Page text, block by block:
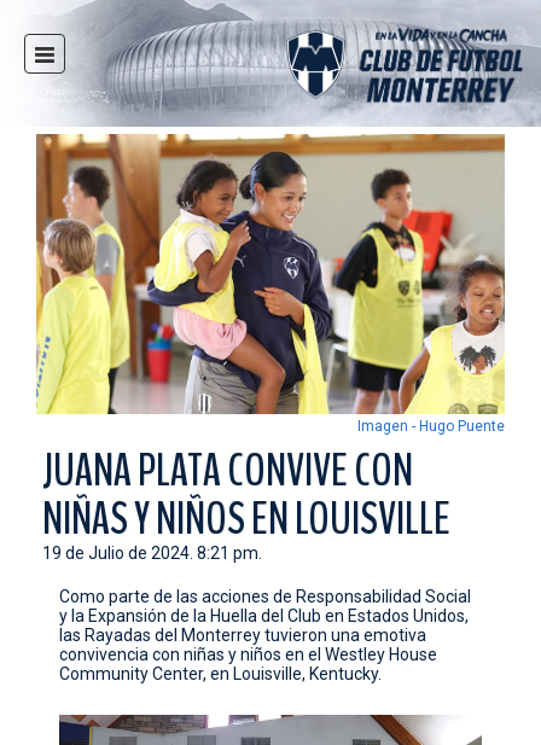
INICIO
NOTICIAS
MULTIMEDIA
RAYADOS
RAYADAS
FUERZAS BÁSICAS
RESPONSABILIDAD SOCIAL
TAQUILLA
TIENDA
ESTADIO
PRENSA
Imagen - Hugo Puente
JUANA PLATA CONVIVE CON
NIÑAS Y NIÑOS EN LOUISVILLE
19 de Julio de 2024. 8:21 pm.
Como parte de las acciones de Responsabilidad Social
y la Expansión de la Huella del Club en Estados Unidos,
las Rayadas del Monterrey tuvieron una emotiva
convivencia con niñas y niños en el Westley House
Community Center, en Louisville, Kentucky.